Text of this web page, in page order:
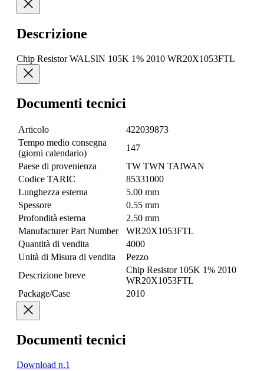
Descrizione
Chip Resistor WALSIN 105K 1% 2010 WR20X1053FTL
Documenti tecnici
Articolo
422039873
Tempo medio consegna
(giorni calendario)
147
Paese di provenienza
TW TWN TAIWAN
Codice TARIC
85331000
Lunghezza esterna
5.00 mm
Spessore
0.55 mm
Profondità esterna
2.50 mm
Manufacturer Part Number
WR20X1053FTL
Quantità di vendita
4000
Unità di Misura di vendita
Pezzo
Descrizione breve
Chip Resistor 105K 1% 2010
WR20X1053FTL
Package/Case
2010
Documenti tecnici
Download n.1